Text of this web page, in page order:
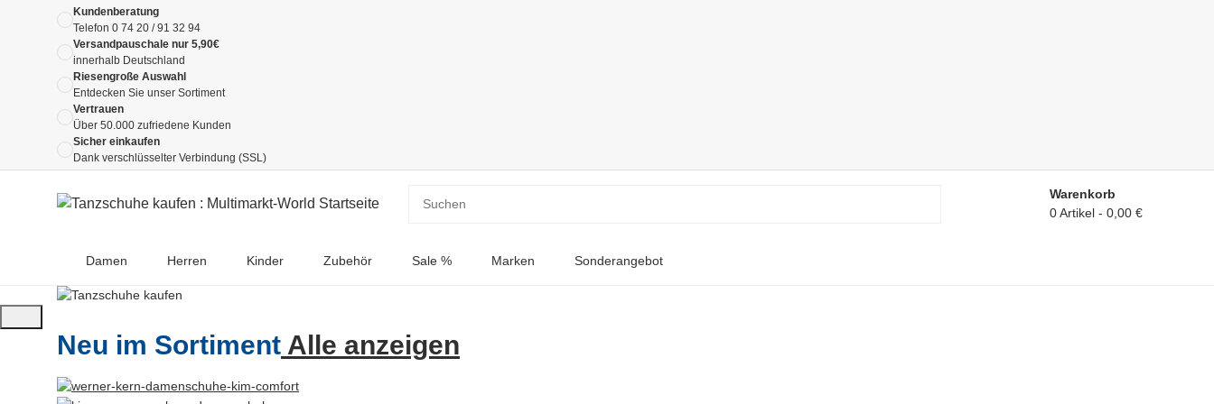
Kundenberatung
Telefon 0 74 20 / 91 32 94
Versandpauschale nur 5,90€
innerhalb Deutschland
Riesengroße Auswahl
Entdecken Sie unser Sortiment
Vertrauen
Über 50.000 zufriedene Kunden
Sicher einkaufen
Dank verschlüsselter Verbindung (SSL)
Damen Herren Kinder Zubehör Sale % Marken Sonderangebot
Warenkorb
0 Artikel
0,00 €
Neu im Sortiment Alle anzeigen